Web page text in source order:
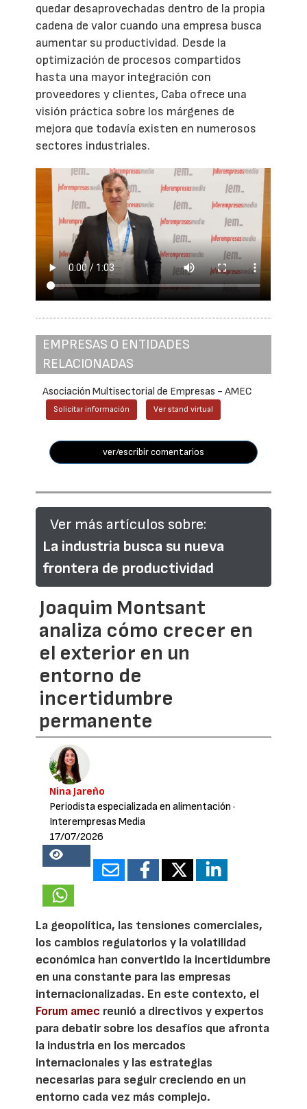
quedar desaprovechadas dentro de la propia
cadena de valor cuando una empresa busca
aumentar su productividad. Desde la
optimización de procesos compartidos
hasta una mayor integración con
proveedores y clientes, Caba ofrece una
visión práctica sobre los márgenes de
mejora que todavía existen en numerosos
sectores industriales.
EMPRESAS O ENTIDADES
RELACIONADAS
Asociación Multisectorial de Empresas - AMEC
Solicitar información Ver stand virtual
ver/escribir comentarios
Ver más artículos sobre:
La industria busca su nueva
frontera de productividad
Joaquim Montsant
analiza cómo crecer en
el exterior en un
entorno de
incertidumbre
permanente
Nina Jareño
Periodista especializada en alimentación ·
Interempresas Media
17/07/2026
25890
La geopolítica, las tensiones comerciales,
los cambios regulatorios y la volatilidad
económica han convertido la incertidumbre
en una constante para las empresas
internacionalizadas. En este contexto, el
Forum amec reunió a directivos y expertos
para debatir sobre los desafíos que afronta
la industria en los mercados
internacionales y las estrategias
necesarias para seguir creciendo en un
entorno cada vez más complejo.